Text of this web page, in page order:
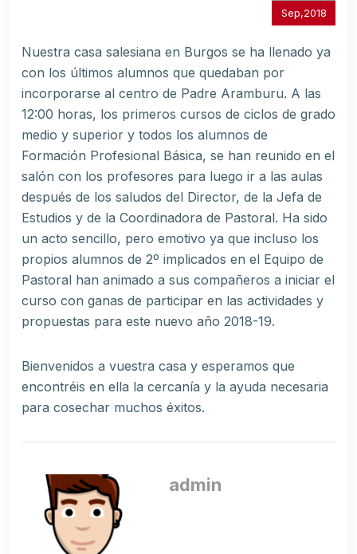
Sep,2018
Nuestra casa salesiana en Burgos se ha llenado ya
con los últimos alumnos que quedaban por
incorporarse al centro de Padre Aramburu. A las
12:00 horas, los primeros cursos de ciclos de grado
medio y superior y todos los alumnos de
Formación Profesional Básica, se han reunido en el
salón con los profesores para luego ir a las aulas
después de los saludos del Director, de la Jefa de
Estudios y de la Coordinadora de Pastoral. Ha sido
un acto sencillo, pero emotivo ya que incluso los
propios alumnos de 2º implicados en el Equipo de
Pastoral han animado a sus compañeros a iniciar el
curso con ganas de participar en las actividades y
propuestas para este nuevo año 2018-19.
Bienvenidos a vuestra casa y esperamos que
encontréis en ella la cercanía y la ayuda necesaria
para cosechar muchos éxitos.
admin